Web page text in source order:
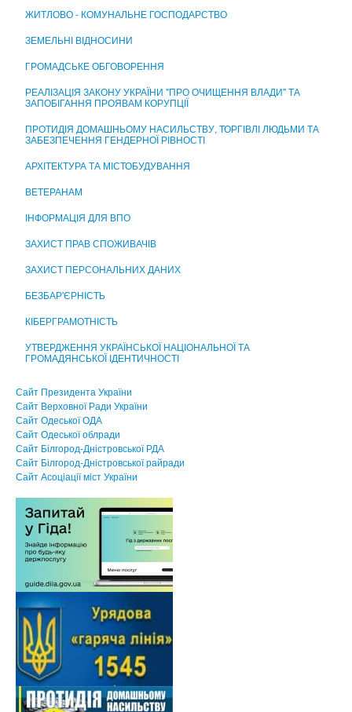
МІСЬКА ВИБОРЧА КОМІСІЯ
ЦЕНТР НАДАННЯ АДМІНІСТРАТИВНИХ ПОСЛУГ
ЖИТЛОВО - КОМУНАЛЬНЕ ГОСПОДАРСТВО
ЗЕМЕЛЬНІ ВІДНОСИНИ
ГРОМАДСЬКЕ ОБГОВОРЕННЯ
РЕАЛІЗАЦІЯ ЗАКОНУ УКРАЇНИ "ПРО ОЧИЩЕННЯ ВЛАДИ" ТА
ЗАПОБІГАННЯ ПРОЯВАМ КОРУПЦІЇ
ПРОТИДІЯ ДОМАШНЬОМУ НАСИЛЬСТВУ, ТОРГІВЛІ ЛЮДЬМИ ТА
ЗАБЕЗПЕЧЕННЯ ГЕНДЕРНОЇ РІВНОСТІ
АРХІТЕКТУРА ТА МІСТОБУДУВАННЯ
ВЕТЕРАНАМ
ІНФОРМАЦІЯ ДЛЯ ВПО
ЗАХИСТ ПРАВ СПОЖИВАЧІВ
ЗАХИСТ ПЕРСОНАЛЬНИХ ДАНИХ
БЕЗБАР'ЄРНІСТЬ
КІБЕРГРАМОТНІСТЬ
УТВЕРДЖЕННЯ УКРАЇНСЬКОЇ НАЦІОНАЛЬНОЇ ТА
ГРОМАДЯНСЬКОЇ ІДЕНТИЧНОСТІ
Сайт Президента України
Сайт Верховної Ради України
Сайт Одеської ОДА
Сайт Одеської облради
Сайт Білгород-Дністровської РДА
Сайт Білгород-Дністровської райради
Сайт Асоцiацiї мiст України